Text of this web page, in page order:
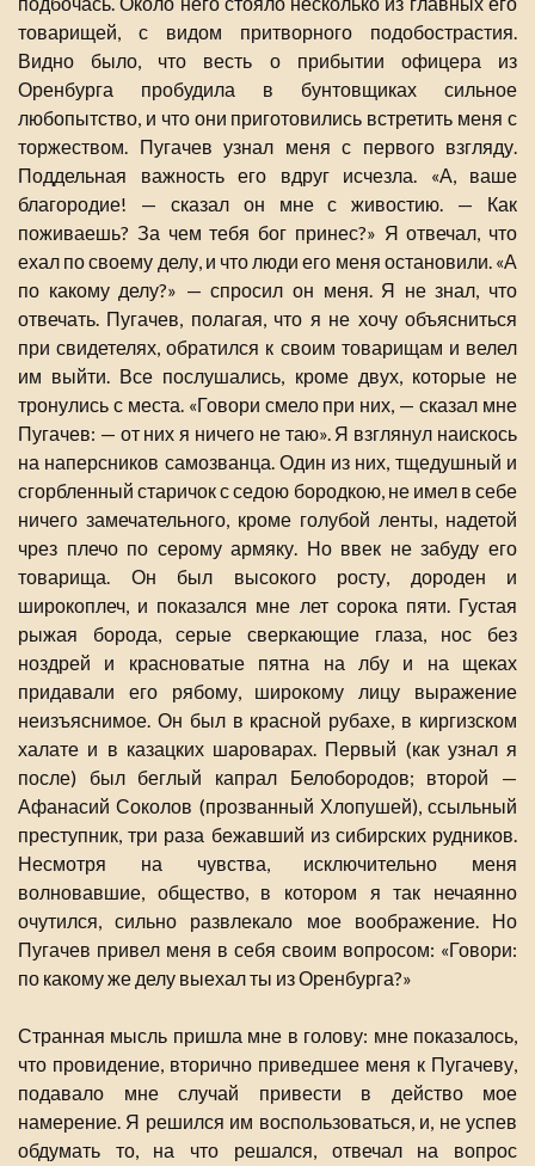
товарищей, с видом притворного подобострастия.
Видно было, что весть о прибытии офицера из
Оренбурга пробудила в бунтовщиках сильное
любопытство, и что они приготовились встретить меня с
торжеством. Пугачев узнал меня с первого взгляду.
Поддельная важность его вдруг исчезла. «А, ваше
благородие! — сказал он мне с живостию. — Как
поживаешь? За чем тебя бог принес?» Я отвечал, что
ехал по своему делу, и что люди его меня остановили. «А
по какому делу?» — спросил он меня. Я не знал, что
отвечать. Пугачев, полагая, что я не хочу объясниться
при свидетелях, обратился к своим товарищам и велел
им выйти. Все послушались, кроме двух, которые не
тронулись с места. «Говори смело при них, — сказал мне
Пугачев: — от них я ничего не таю». Я взглянул наискось
на наперсников самозванца. Один из них, тщедушный и
сгорбленный старичок с седою бородкою, не имел в себе
ничего замечательного, кроме голубой ленты, надетой
чрез плечо по серому армяку. Но ввек не забуду его
товарища. Он был высокого росту, дороден и
широкоплеч, и показался мне лет сорока пяти. Густая
рыжая борода, серые сверкающие глаза, нос без
ноздрей и красноватые пятна на лбу и на щеках
придавали его рябому, широкому лицу выражение
неизъяснимое. Он был в красной рубахе, в киргизском
халате и в казацких шароварах. Первый (как узнал я
после) был беглый капрал Белобородов; второй —
Афанасий Соколов (прозванный Хлопушей), ссыльный
преступник, три раза бежавший из сибирских рудников.
Несмотря на чувства, исключительно меня
волновавшие, общество, в котором я так нечаянно
очутился, сильно развлекало мое воображение. Но
Пугачев привел меня в себя своим вопросом: «Говори:
по какому же делу выехал ты из Оренбурга?»
Странная мысль пришла мне в голову: мне показалось,
что провидение, вторично приведшее меня к Пугачеву,
подавало мне случай привести в действо мое
намерение. Я решился им воспользоваться, и, не успев
обдумать то, на что решался, отвечал на вопрос